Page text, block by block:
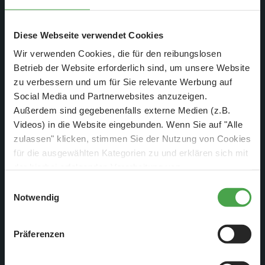
Diese Webseite verwendet Cookies
Wir verwenden Cookies, die für den reibungslosen
Betrieb der Website erforderlich sind, um unsere Website
zu verbessern und um für Sie relevante Werbung auf
Social Media und Partnerwebsites anzuzeigen.
Außerdem sind gegebenenfalls externe Medien (z.B.
Videos) in die Website eingebunden. Wenn Sie auf "Alle
zulassen" klicken, stimmen Sie der Nutzung von Cookies
für die ausgewählten Kategorien zu und erklären sich mit
diese Einstellungen jederzeit über die Schaltfläche
zustimmen, beschränken wir uns auf die technisch
notwendigen Cookies. Weitere Informationen finden Sie in
Notwendig
Präferenzen
Am Freitag, den 18. August
2023 um 06:00 Uhr im NDR
Wiederholung
Ankündigung vom Sender:
bringen den müden Bert mit ihrem Lied um seinen